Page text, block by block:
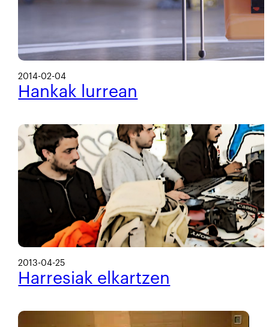
2014-02-04
Hankak lurrean
2013-04-25
Harresiak elkartzen